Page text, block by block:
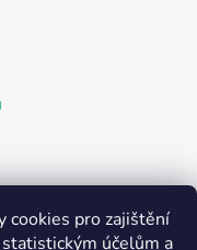
cookies pro zajištění
účelům a